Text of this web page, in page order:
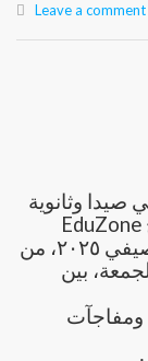
Leave a comment
صيدا وثانوية
حسام الدين الحريري بالتعاون مع برنامج EduZone
إعلامكم عن بدء التسجيل في المخيم الصيفي ٢٠٢٥، من
الجمعة، بين
ومفاجآت